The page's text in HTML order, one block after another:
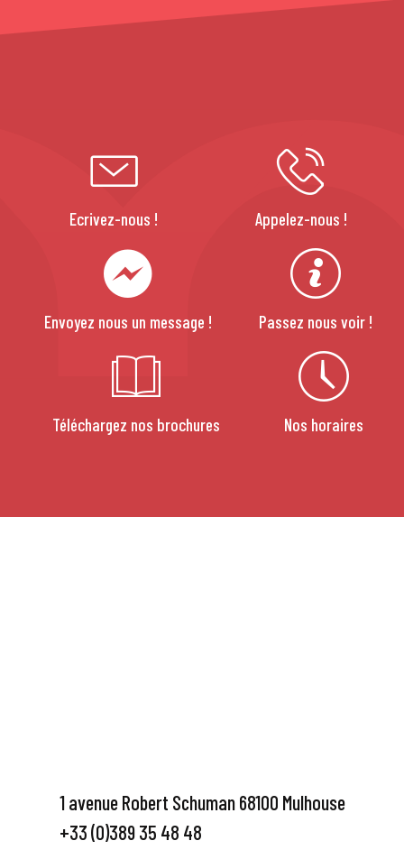
Ecrivez-nous ! Appelez-nous !
Envoyez nous un message ! Passez nous voir !
Téléchargez nos brochures Nos horaires
1 avenue Robert Schuman 68100 Mulhouse
+33 (0)389 35 48 48